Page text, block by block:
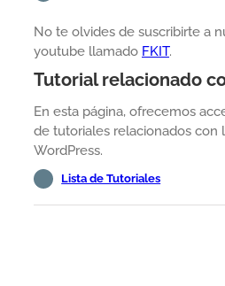
No te olvides de suscribirte a
youtube llamado FKIT.
Tutorial relacionado
En esta página, ofrecemos
de tutoriales relacionados con
WordPress.
Lista de Tutoriales